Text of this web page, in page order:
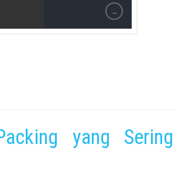
→
yang Sering